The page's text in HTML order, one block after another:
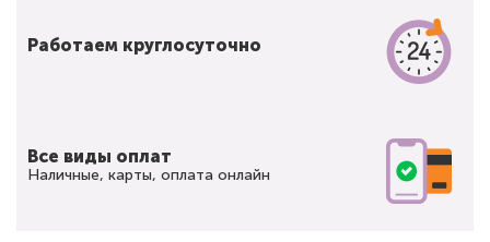
Работаем круглосуточно
Все виды оплат
Наличные, карты, оплата онлайн